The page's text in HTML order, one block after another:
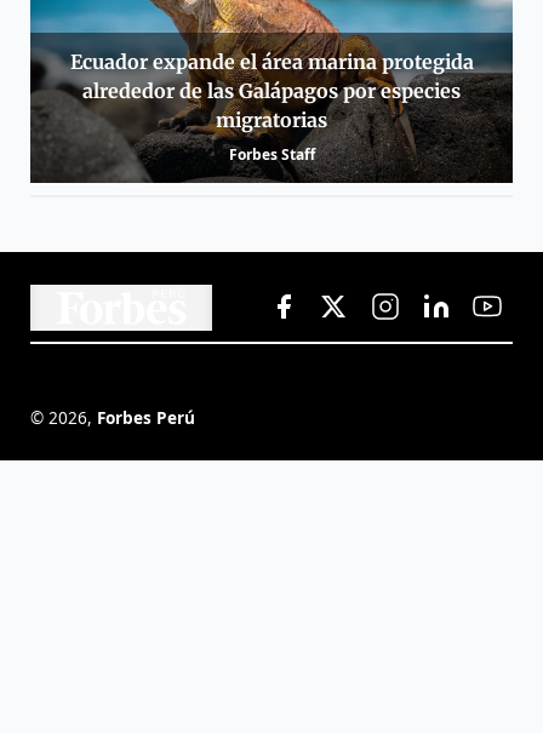
Ecuador expande el área marina protegida
alrededor de las Galápagos por especies
migratorias
Forbes Staff
© 2026, Forbes Perú